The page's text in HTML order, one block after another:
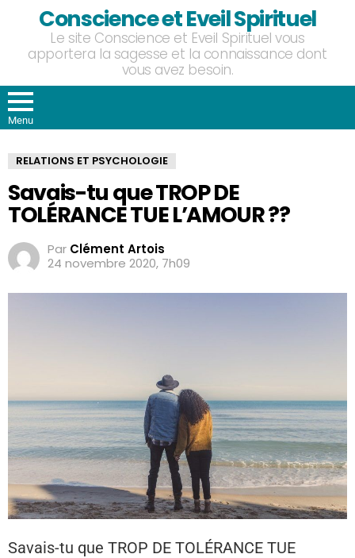
Conscience et Eveil Spirituel
Le site Conscience et Eveil Spirituel vous
apportera la sagesse et la connaissance dont
vous avez besoin.
Menu
RELATIONS ET PSYCHOLOGIE
Savais-tu que TROP DE
TOLÉRANCE TUE L’AMOUR ??
Par Clément Artois
24 novembre 2020, 7h09
Savais-tu que TROP DE TOLÉRANCE TUE